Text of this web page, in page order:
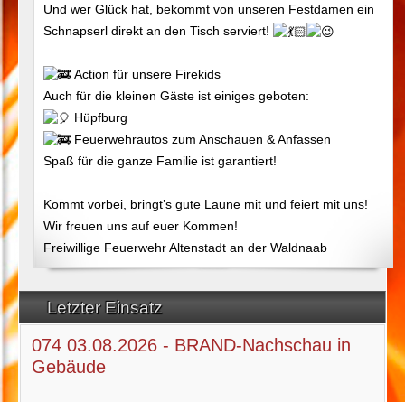
Letzter Einsatz
074 03.08.2026 - BRAND-Nachschau in
Gebäude
Und wer Glück hat, bekommt von unseren Festdamen ein
Schnapserl direkt an den Tisch serviert!
Action für unsere Firekids
Auch für die kleinen Gäste ist einiges geboten:
Hüpfburg
Feuerwehrautos zum Anschauen & Anfassen
Spaß für die ganze Familie ist garantiert!
Kommt vorbei, bringt’s gute Laune mit und feiert mit uns!
Wir freuen uns auf euer Kommen!
Freiwillige Feuerwehr Altenstadt an der Waldnaab